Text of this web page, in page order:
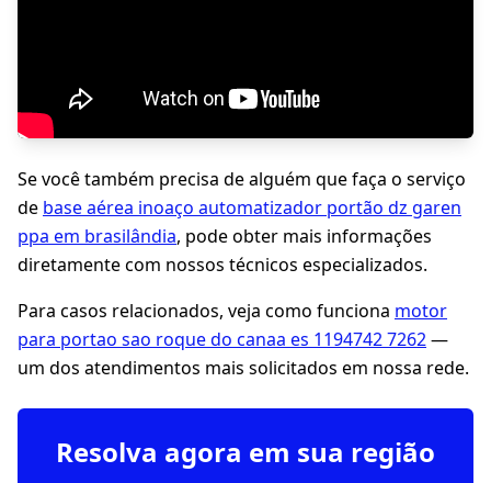
Se você também precisa de alguém que faça o serviço
de base aérea inoaço automatizador portão dz garen
ppa em brasilândia, pode obter mais informações
diretamente com nossos técnicos especializados.
Para casos relacionados, veja como funciona motor
para portao sao roque do canaa es 1194742 7262—
um dos atendimentos mais solicitados em nossa rede.
Resolva agora em sua região